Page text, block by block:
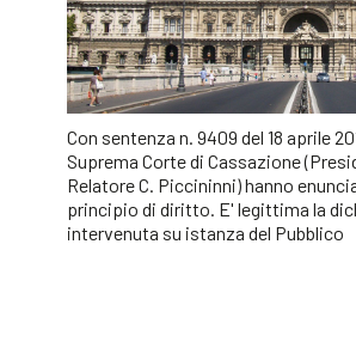
Con sentenza n. 9409 del 18 aprile
Suprema Corte di Cassazione
Relatore C. Piccininni) hanno
principio di diritto. E' legittima la
intervenuta su istanza del Pubblico